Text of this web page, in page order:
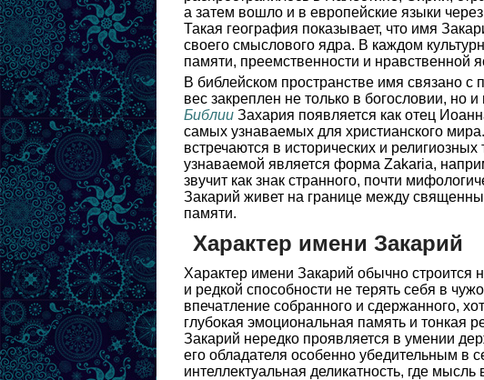
а затем вошло и в европейские языки
Такая география показывает, что имя
своего смыслового ядра. В каждом
памяти, преемственности и нравственной
В библейском пространстве имя связано с
вес закреплен не только в богословии, но
Библии Захария появляется как отец
самых узнаваемых для христианского
встречаются в исторических и
узнаваемой является форма Zakaria,
звучит как знак странного, почти
Закарий живет на границе между
памяти.
Характер имени Закарий
Характер имени Закарий обычно строится
и редкой способности не терять себя в
впечатление собранного и сдержанного,
глубокая эмоциональная память и тонкая
Закарий нередко проявляется в умении
его обладателя особенно убедительным в
интеллектуальная деликатность, где мысль